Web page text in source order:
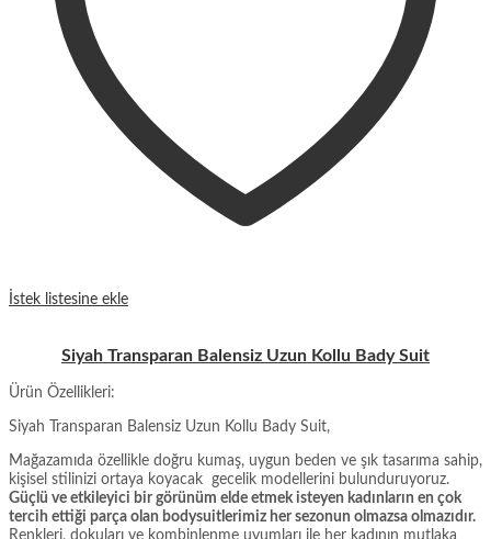
İstek listesine ekle
Siyah Transparan Balensiz Uzun Kollu Bady Suit
Ürün Özellikleri:
Siyah Transparan Balensiz Uzun Kollu Bady Suit,
Mağazamıda özellikle doğru kumaş, uygun beden ve şık tasarıma sahip,
kişisel stilinizi ortaya koyacak gecelik modellerini bulunduruyoruz.
Güçlü ve etkileyici bir görünüm elde etmek isteyen kadınların en çok
tercih ettiği parça olan bodysuitlerimiz her sezonun olmazsa olmazıdır.
Renkleri, dokuları ve kombinlenme uyumları ile her kadının mutlaka